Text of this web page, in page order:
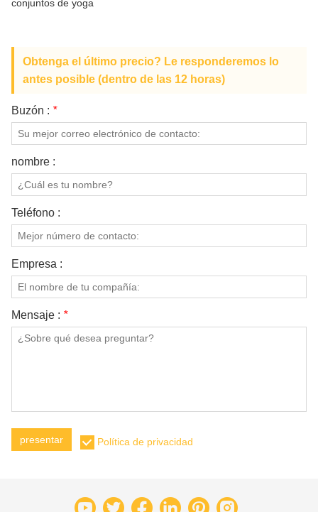
conjuntos de yoga
Obtenga el último precio? Le responderemos lo
antes posible (dentro de las 12 horas)
Buzón : *
nombre :
Teléfono :
Empresa :
Mensaje : *
presentar Política de privacidad